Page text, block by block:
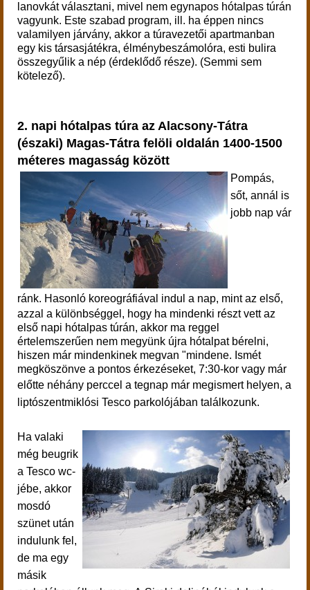
lanovkát választani, mivel nem egynapos hótalpas túrán
vagyunk. Este szabad program, ill. ha éppen nincs
valamilyen járvány, akkor a túravezetői apartmanban
egy kis társasjátékra, élménybeszámolóra, esti bulira
összegyűlik a nép (érdeklődő része). (Semmi sem
kötelező).
2. napi hótalpas túra az Alacsony-Tátra
(északi) Magas-Tátra felöli oldalán 1400-1500
méteres magasság között
Pompás,
sőt, annál is
jobb nap vár
ránk. Hasonló koreográfiával indul a nap, mint az első,
azzal a különbséggel, hogy ha mindenki részt vett az
első napi hótalpas túrán, akkor ma reggel
értelemszerűen nem megyünk újra hótalpat bérelni,
hiszen már mindenkinek megvan "mindene. Ismét
megköszönve a pontos érkezéseket, 7:30-kor vagy már
előtte néhány perccel a tegnap már megismert helyen, a
liptószentmiklósi Tesco parkolójában találkozunk.
Ha valaki
még beugrik
a Tesco wc-
jébe, akkor
mosdó
szünet után
indulunk fel,
de ma egy
másik